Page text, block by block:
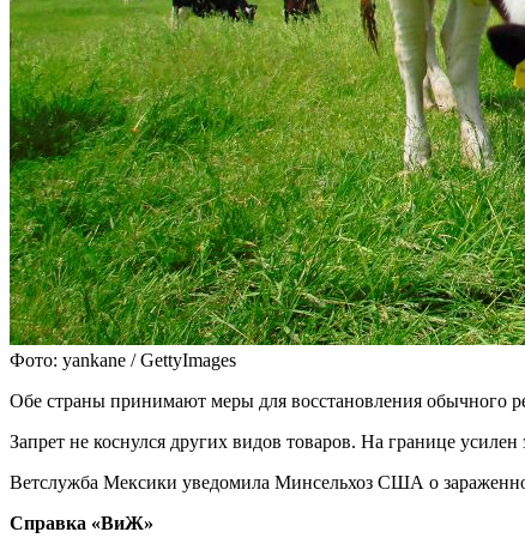
Фото: yankane / GettyImages
Обе страны принимают меры для восстановления обычного
Запрет не коснулся других видов товаров. На границе усилен
Ветслужба Мексики уведомила Минсельхоз США о
Справка «ВиЖ»